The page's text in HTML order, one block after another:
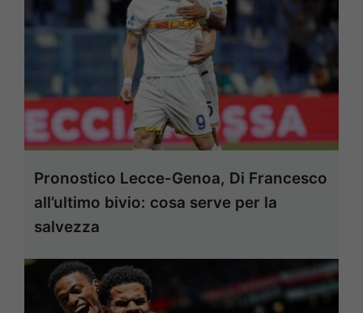
Pronostico Lecce-Genoa, Di Francesco
all’ultimo bivio: cosa serve per la
salvezza